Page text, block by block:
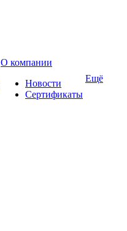
О компании
Новости
Сертификаты
Ещё